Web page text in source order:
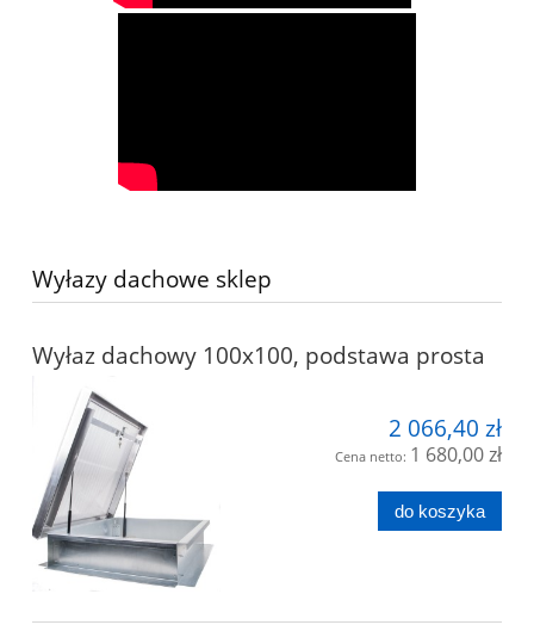
Wyłazy dachowe sklep
Wyłaz dachowy 100x100, podstawa prosta
2 066,40 zł
Cena netto: 1 680,00 zł
do koszyka